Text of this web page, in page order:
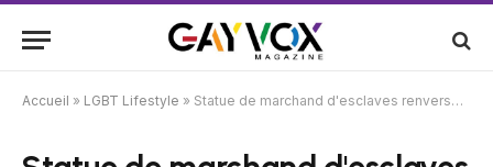
Accueil » LGBT Lifestyle » Statue de marchand d'esclaves renversée remplacée par une statue de l'activiste de «Black Lives Matter»: REGARDER